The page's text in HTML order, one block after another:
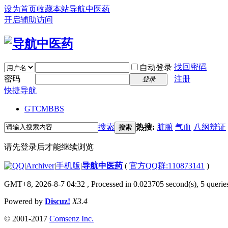
设为首页收藏本站导航中医药
开启辅助访问
自动登录 找回密码
密码
登录
注册
快捷导航
GTCMBBS
搜索 搜索 热搜: 脏腑 气血 八纲辨证
请先登录后才能继续浏览
|Archiver|手机版|导航中医药 ( 官方QQ群:110873141 )
GMT+8, 2026-8-7 04:32 , Processed in 0.023705 second(s), 5
Powered by Discuz! X3.4
© 2001-2017 Comsenz Inc.